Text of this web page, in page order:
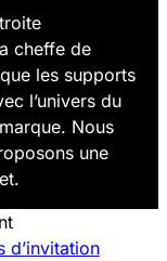
cheffe de
les supports
l’univers du
Nous
une
d’invitation